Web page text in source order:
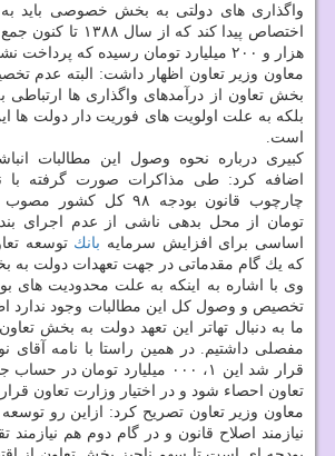
واگذاری های دولتی به بخش خصوصی باید
هزار و ۲۰۰ میلیارد تومان رسیده كه پرداخت نشده است.
بخش تعاون از درآمدهای واگذاری ها
بلكه به علت اولویت های فوریت دار دولت ها
است.
كبیری درباره نحوه وصول این مطالبات
اضافه كرد: طی مذاكرات صورت گرفته با
اساسی برای افزایش سرمایه بانك توسعه
كه یك گام مقدماتی در جهت تعهدات دولت به
وی با اشاره به اینكه به علت محدودیت های
تخصیص و وصول كل این مطالبات وجود ندارد
ما به دنبال تهاتر این تعهد دولت به بخش
مفصلی داشتیم. در همین راستا با نامه آقای
قرار شد این ۱، ۰۰۰ میلیارد تومان
تعاون احصاء شود و در اختیار وزارت تعاون
معاون وزیر تعاون تصریح كرد: ازاین رو
نیازمند اصلاح قانون و در گام دوم هم نیازمند